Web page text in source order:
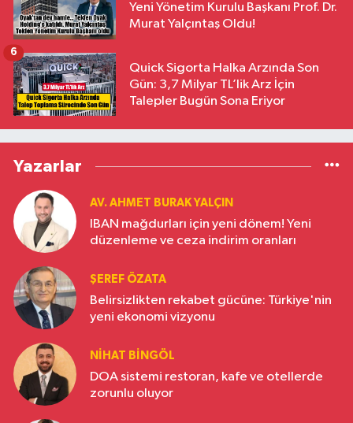
Yeni Yönetim Kurulu Başkanı Prof. Dr.
Murat Yalçıntaş Oldu!
Quick Sigorta Halka Arzında Son
Gün: 3,7 Milyar TL’lik Arz İçin
Talepler Bugün Sona Eriyor
6
Yazarlar
AV. AHMET BURAK YALÇIN
IBAN mağdurları için yeni dönem! Yeni
düzenleme ve ceza indirim oranları
ŞEREF ÖZATA
Belirsizlikten rekabet gücüne: Türkiye'nin
yeni ekonomi vizyonu
NIHAT BINGÖL
DOA sistemi restoran, kafe ve otellerde
zorunlu oluyor